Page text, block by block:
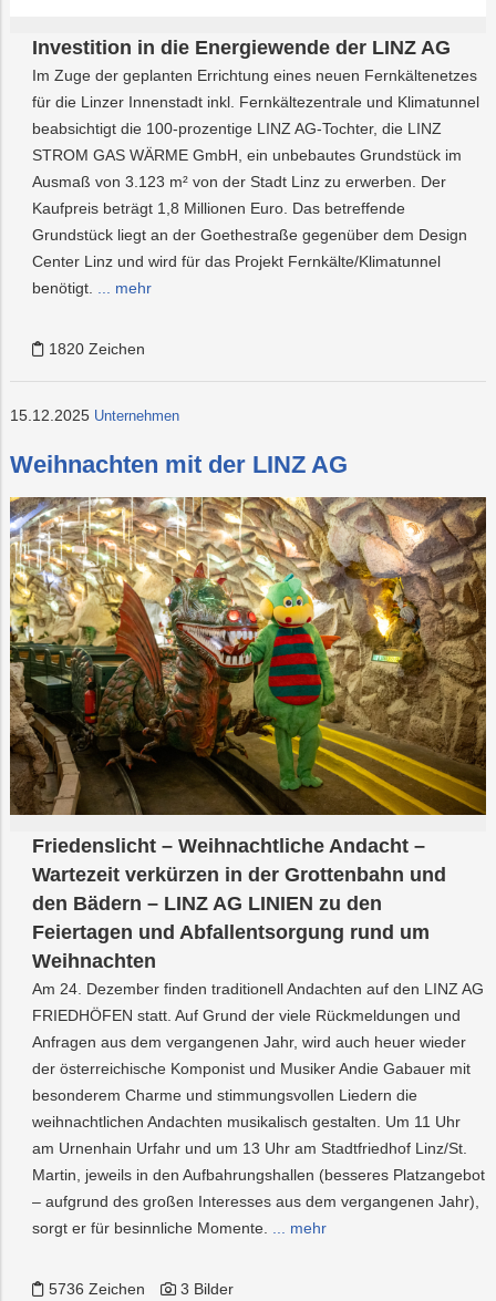
Investition in die Energiewende der LINZ AG
Im Zuge der geplanten Errichtung eines neuen Fernkältenetzes
für die Linzer Innenstadt inkl. Fernkältezentrale und Klimatunnel
beabsichtigt die 100-prozentige LINZ AG-Tochter, die LINZ
STROM GAS WÄRME GmbH, ein unbebautes Grundstück im
Ausmaß von 3.123 m² von der Stadt Linz zu erwerben. Der
Kaufpreis beträgt 1,8 Millionen Euro. Das betreffende
Grundstück liegt an der Goethestraße gegenüber dem Design
Center Linz und wird für das Projekt Fernkälte/Klimatunnel
benötigt.
... mehr
1820 Zeichen
15.12.2025 Unternehmen
Weihnachten mit der LINZ AG
Friedenslicht – Weihnachtliche Andacht –
Wartezeit verkürzen in der Grottenbahn und
den Bädern – LINZ AG LINIEN zu den
Feiertagen und Abfallentsorgung rund um
Weihnachten
Am 24. Dezember finden traditionell Andachten auf den LINZ AG
FRIEDHÖFEN statt. Auf Grund der viele Rückmeldungen und
Anfragen aus dem vergangenen Jahr, wird auch heuer wieder
der österreichische Komponist und Musiker Andie Gabauer mit
besonderem Charme und stimmungsvollen Liedern die
weihnachtlichen Andachten musikalisch gestalten. Um 11 Uhr
am Urnenhain Urfahr und um 13 Uhr am Stadtfriedhof Linz/St.
Martin, jeweils in den Aufbahrungshallen (besseres Platzangebot
– aufgrund des großen Interesses aus dem vergangenen Jahr),
sorgt er für besinnliche Momente.
... mehr
5736 Zeichen 3 Bilder